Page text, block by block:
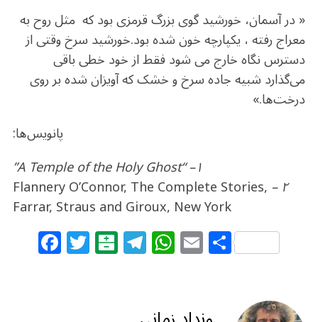
« در آسمان، خورشید گوی بزرگ قرمزی بود که مثل روح به
معراج رفته ، یکپارچه خون شده بود.خورشید سرخ وقتی از
دسترس نگاه خارج می شود فقط از خود خطی باقی
می‌گذارد شبیه جاده سرخ و خشک که آویزان شده بر روی
درخت‌ها.»
پانویس‌ها:
١– “A Temple of the Holy Ghost”
٢–
Flannery O’Connor, The Complete Stories,
Farrar, Straus and Giroux, New York
F
a T
w B
al T
el
g
W
h
s
E
m
l
S
h
e